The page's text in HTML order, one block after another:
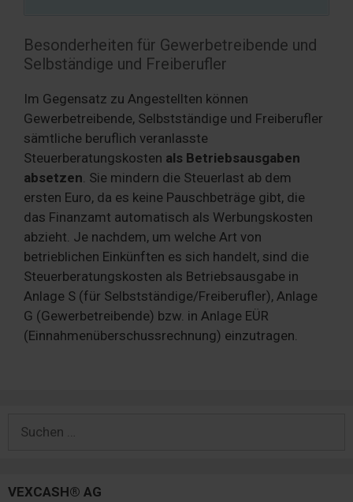
Besonderheiten für Gewerbetreibende und
Selbständige und Freiberufler
Im Gegensatz zu Angestellten können
Gewerbetreibende, Selbstständige und Freiberufler
sämtliche beruflich veranlasste
Steuerberatungskosten als Betriebsausgaben
absetzen. Sie mindern die Steuerlast ab dem
ersten Euro, da es keine Pauschbeträge gibt, die
das Finanzamt automatisch als Werbungskosten
abzieht. Je nachdem, um welche Art von
betrieblichen Einkünften es sich handelt, sind die
Steuerberatungskosten als Betriebsausgabe in
Anlage S (für Selbstständige/Freiberufler), Anlage
G (Gewerbetreibende) bzw. in Anlage EÜR
(Einnahmenüberschussrechnung) einzutragen.
nach:
VEXCASH® AG